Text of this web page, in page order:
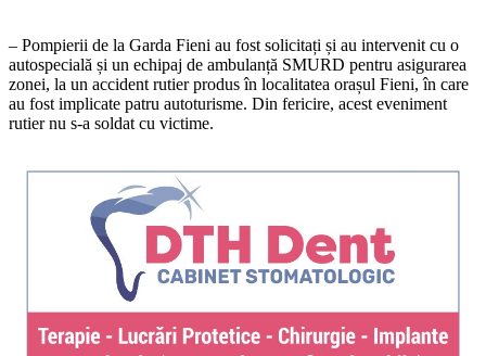
– Pompierii de la Garda Fieni au fost solicitați și au intervenit cu o
autospecială și un echipaj de ambulanță SMURD pentru asigurarea
zonei, la un accident rutier produs în localitatea orașul Fieni, în care
au fost implicate patru autoturisme. Din fericire, acest eveniment
rutier nu s-a soldat cu victime.